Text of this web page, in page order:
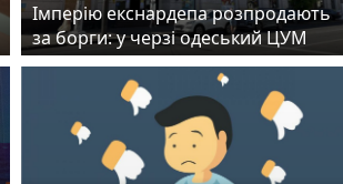
Імперію екснардепа розпродають
за борги: у черзі одеський ЦУМ